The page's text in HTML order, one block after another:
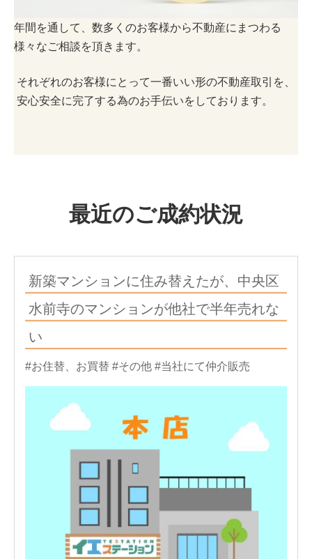
年間を通して、数多くのお客様から不動産にまつわる
様々なご相談を頂きます。
それぞれのお客様にとって一番いい形の不動産取引を、
安心安全に完了する為のお手伝いをしております。
最近のご成約状況
新築マンションに住み替えたが、中央区
水前寺のマンションが他社で半年売れな
い
#お住替、お買替 #その他 #当社にて仲介販売